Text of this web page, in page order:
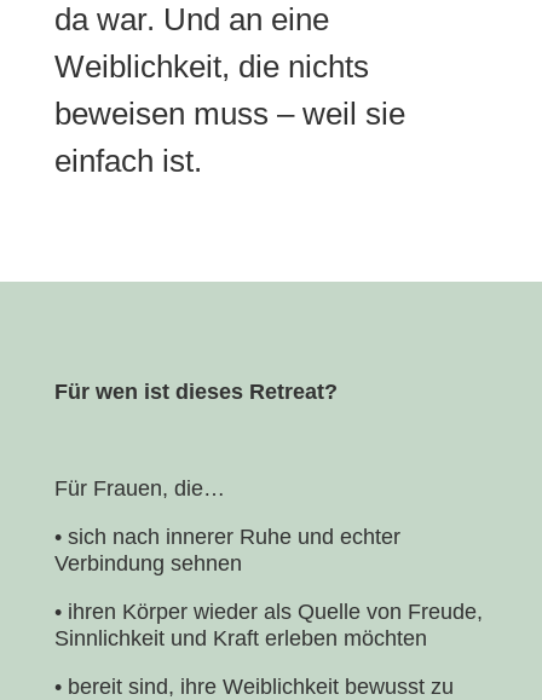
da war. Und an eine
Weiblichkeit, die nichts
beweisen muss – weil sie
einfach ist.
Für wen ist dieses Retreat?
Für Frauen, die…
• sich nach innerer Ruhe und echter
Verbindung sehnen
• ihren Körper wieder als Quelle von Freude,
Sinnlichkeit und Kraft erleben möchten
• bereit sind, ihre Weiblichkeit bewusst zu